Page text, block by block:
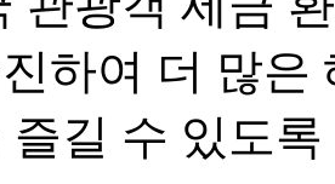
하여 더 많은
즐길 수 있도